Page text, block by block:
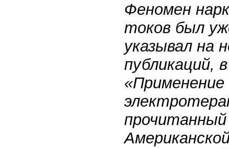
Феномен
токов был
указывал на
публикаций,
прочитанный